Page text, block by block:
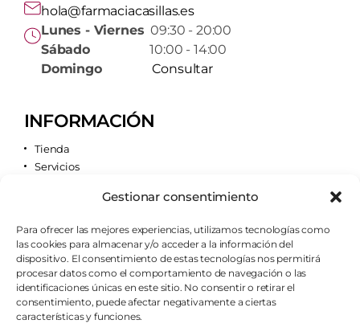
Gestionar consentimiento
Para ofrecer las mejores experiencias, utilizamos tecnologías como
las cookies para almacenar y/o acceder a la información del
dispositivo. El consentimiento de estas tecnologías nos permitirá
procesar datos como el comportamiento de navegación o las
identificaciones únicas en este sitio. No consentir o retirar el
consentimiento, puede afectar negativamente a ciertas
características y funciones.
hola@farmaciacasillas.es
Lunes - Viernes 09:30 - 20:00
Sábado10:00 - 14:00
Domingo
Consultar
INFORMACIÓN
Tienda
Servicios
Quiénes somos
AVISOS LEGALES
Aviso legal
Política de cookies
Política de privacidad